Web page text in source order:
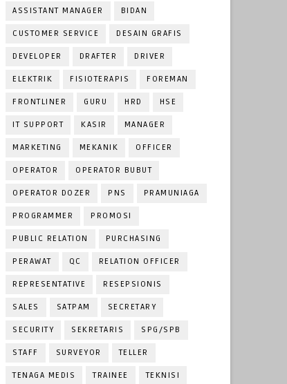
ASSISTANT MANAGER BIDAN
CUSTOMER SERVICE DESAIN GRAFIS
DEVELOPER DRAFTER DRIVER
ELEKTRIK FISIOTERAPIS FOREMAN
FRONTLINER GURU HRD HSE
IT SUPPORT KASIR MANAGER
MARKETING MEKANIK OFFICER
OPERATOR OPERATOR BUBUT
OPERATOR DOZER PNS PRAMUNIAGA
PROGRAMMER PROMOSI
PUBLIC RELATION PURCHASING
PERAWAT QC RELATION OFFICER
REPRESENTATIVE RESEPSIONIS
SALES SATPAM SECRETARY
SECURITY SEKRETARIS SPG/SPB
STAFF SURVEYOR TELLER
TENAGA MEDIS TRAINEE TEKNISI